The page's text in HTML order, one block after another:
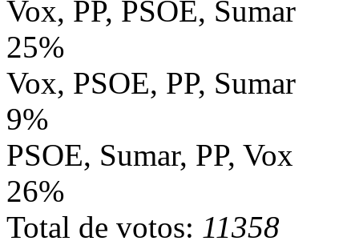
Vox, PP, PSOE, Sumar
25%
Vox, PSOE, PP, Sumar
9%
PSOE, Sumar, PP, Vox
26%
Total de votos: 11358